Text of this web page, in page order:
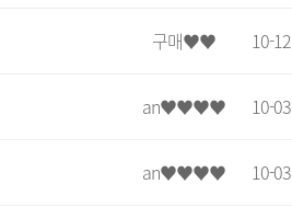
구매♥♥ 10-12
an♥♥♥♥ 10-03
an♥♥♥♥ 10-03